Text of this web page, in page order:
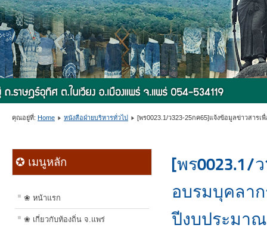
คุณอยู่ที่: Home หนังสือฝ่ายบริหารทั่วไป [พร0023.1/ว323-25กค65]แจ้งข้อมูลข่าวสารเ
✪ เมนูหลัก
❀ หน้าแรก
❀ เกี่ยวกับท้องถิ่น จ.แพร่
[พร0023.1/
อบรมบุคลา
ปีงบประมาณ